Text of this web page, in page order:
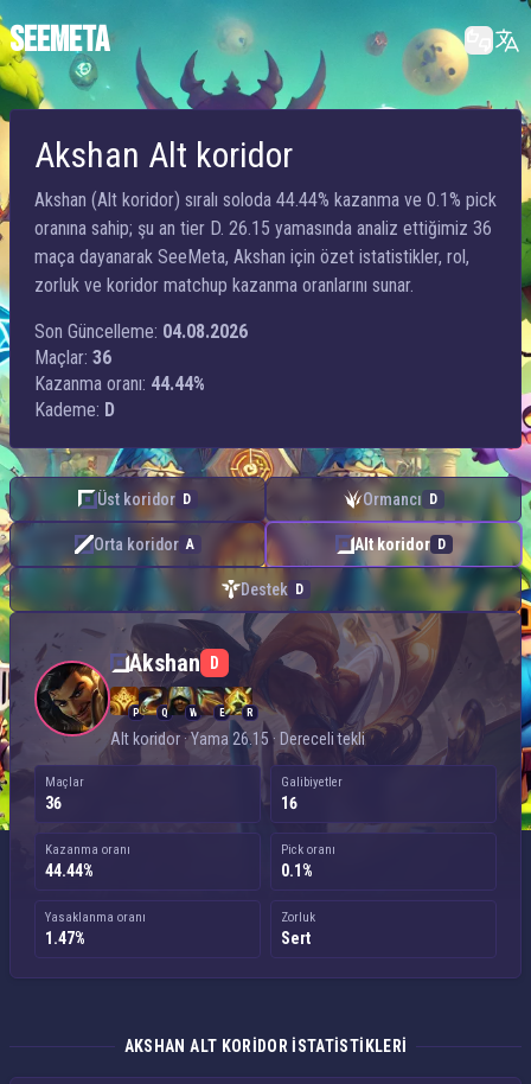
SEEMETA
Akshan Alt koridor
Akshan (Alt koridor) sıralı soloda 44.44% kazanma ve 0.1% pick
oranına sahip; şu an tier D. 26.15 yamasında analiz ettiğimiz 36
maça dayanarak SeeMeta, Akshan için özet istatistikler, rol,
zorluk ve koridor matchup kazanma oranlarını sunar.
Son Güncelleme: 04.08.2026
Maçlar: 36
Kazanma oranı: 44.44%
Kademe: D
Üst koridor D Ormancı D
Orta koridor A Alt koridor D
Destek D
Akshan — Alt koridor
Akshan D
P Q W E R
Alt koridor · Yama 26.15 · Dereceli tekli
Maçlar
36
Galibiyetler
16
Kazanma oranı
44.44%
Pick oranı
0.1%
Yasaklanma oranı
1.47%
Zorluk
Sert
AKSHAN ALT KORIDOR ISTATISTIKLERI